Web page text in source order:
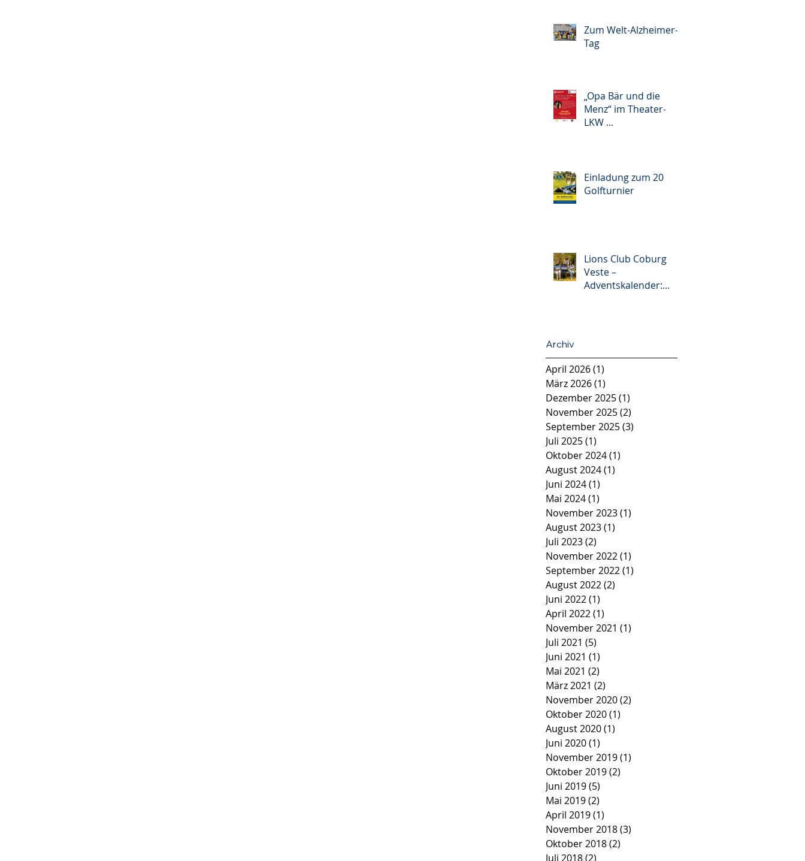
Zum Welt-Alzheimer-
Tag
„Opa Bär und die
Menz“ im Theater-
LKW ...
Einladung zum 20
Golfturnier
Lions Club Coburg
Veste –
Adventskalender:
Archiv
April 2026(1)
März 2026(1)
Dezember 2025(1)
November 2025(2)
September 2025(3)
Juli 2025(1)
Oktober 2024(1)
August 2024(1)
Juni 2024(1)
Mai 2024(1)
November 2023(1)
August 2023(1)
Juli 2023(2)
November 2022(1)
September 2022(1)
August 2022(2)
Juni 2022(1)
April 2022(1)
November 2021 (1)
Juli 2021 (5)
Juni 2021 (1)
Mai 2021 (2)
März 2021 (2)
November 2020(2)
Oktober 2020(1)
August 2020(1)
Juni 2020(1)
November 2019(1)
Oktober 2019(2)
Juni 2019(5)
Mai 2019(2)
April 2019(1)
November 2018(3)
Oktober 2018(2)
Juli 2018(2)